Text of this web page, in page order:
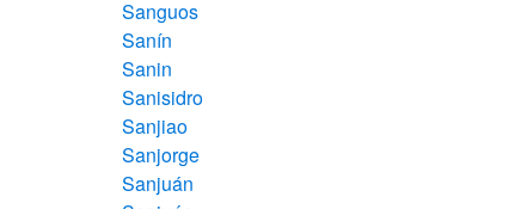
Sanguos
Sanín
Sanin
Sanisidro
Sanjiao
Sanjorge
Sanjuán